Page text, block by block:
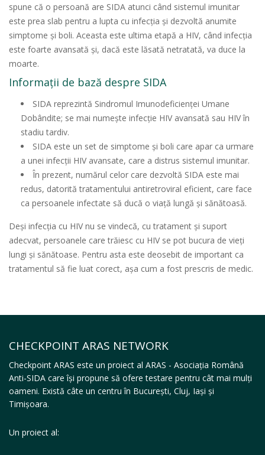
spune că o persoană are SIDA atunci când sistemul imunitar
este prea slab pentru a lupta cu infecția și dezvoltă anumite
simptome și boli. Aceasta este ultima etapă a HIV, când infecția
este foarte avansată și, dacă este lăsată netratată, va duce la
moarte.
Informații de bază despre SIDA
SIDA reprezintă Sindromul Imunodeficienței Umane
Dobândite; se mai numește infecție HIV avansată sau HIV în
stadiu tardiv.
SIDA este un set de simptome și boli care apar ca urmare
a unei infecții HIV avansate, care a distrus sistemul imunitar.
În prezent, numărul celor care dezvoltă SIDA este mai
redus, datorită tratamentului antiretroviral eficient, care face
ca persoanele infectate să ducă o viață lungă și sănătoasă.
Deși infecția cu HIV nu se vindecă, cu tratament și suport
adecvat, persoanele care trăiesc cu HIV se pot bucura de vieți
lungi și sănătoase. Pentru asta este deosebit de important ca
tratamentul să fie luat corect, așa cum a fost prescris de medic.
CHECKPOINT ARAS NETWORK
Checkpoint ARAS este un proiect al ARAS - Asociația Română
Anti-SIDA care își propune să ofere testare pentru cât mai mulți
oameni. Există câte un centru în București, Cluj, Iași și
Timișoara.
Un proiect al: